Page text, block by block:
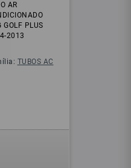
AR
GOLF PLUS
2013
TUBOS AC